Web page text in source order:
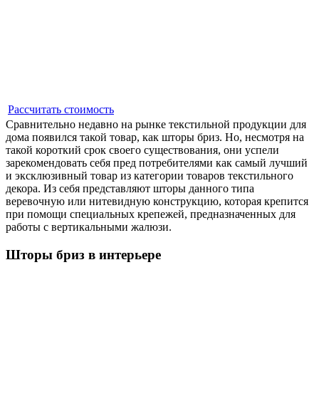
Рассчитать стоимость
Сравнительно недавно на рынке текстильной продукции для
дома появился такой товар, как шторы бриз. Но, несмотря на
такой короткий срок своего существования, они успели
зарекомендовать себя пред потребителями как самый лучший
и эксклюзивный товар из категории товаров текстильного
декора. Из себя представляют шторы данного типа
веревочную или нитевидную конструкцию, которая крепится
при помощи специальных крепежей, предназначенных для
работы с вертикальными жалюзи.
Шторы бриз в интерьере